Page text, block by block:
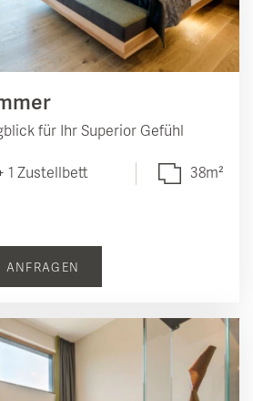
für Ihr Superior Gefühl
1 Zustellbett
38m²
ANFRAGEN